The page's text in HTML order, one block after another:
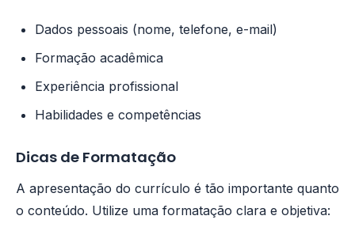
Dados pessoais (nome, telefone, e-mail)
Formação acadêmica
Experiência profissional
Habilidades e competências
Dicas de Formatação
A apresentação do currículo é tão importante quanto
o conteúdo. Utilize uma formatação clara e objetiva: